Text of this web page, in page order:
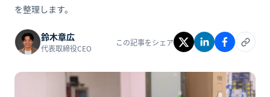
を整理します。
鈴木章広
代表取締役CEO
この記事をシェア